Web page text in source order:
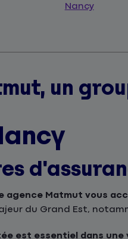
Nancy
un
agence Matmut vous
du Grand Est,
est essentiel dans une